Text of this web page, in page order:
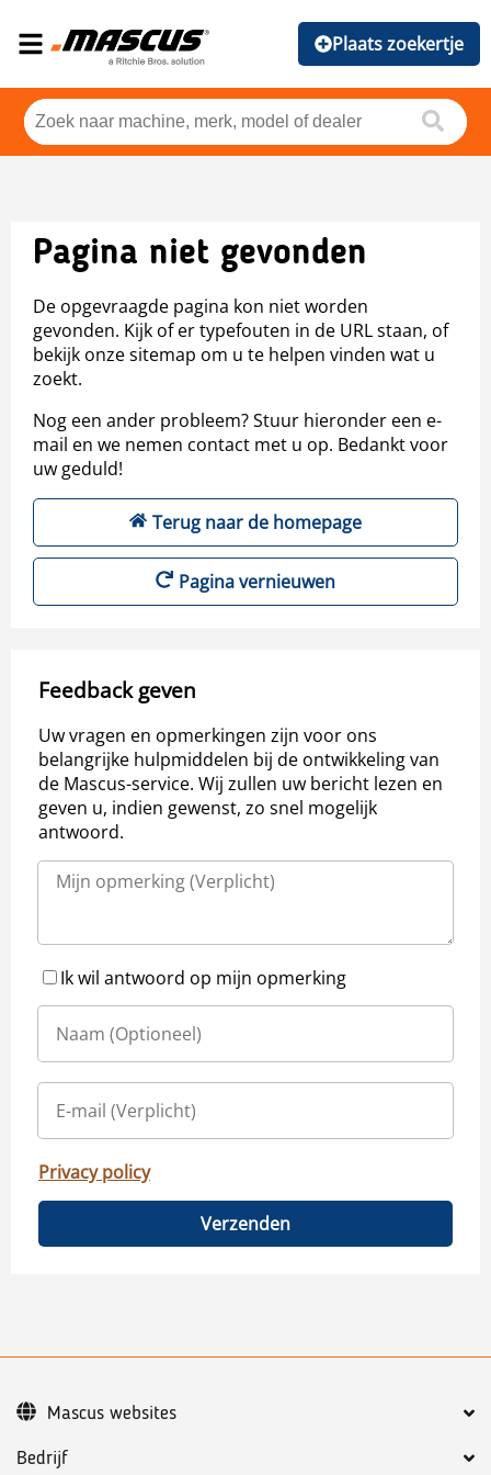
Plaats zoekertje
Pagina niet gevonden
De opgevraagde pagina kon niet worden
gevonden. Kijk of er typefouten in de URL staan, of
bekijk onze sitemap om u te helpen vinden wat u
zoekt.
Nog een ander probleem? Stuur hieronder een e-
mail en we nemen contact met u op. Bedankt voor
uw geduld!
Terug naar de homepage
Pagina vernieuwen
Feedback geven
Uw vragen en opmerkingen zijn voor ons
belangrijke hulpmiddelen bij de ontwikkeling van
de Mascus-service. Wij zullen uw bericht lezen en
geven u, indien gewenst, zo snel mogelijk
antwoord.
Ik wil antwoord op mijn opmerking
Privacy policy
Verzenden
Bedrijf
Mascus websites